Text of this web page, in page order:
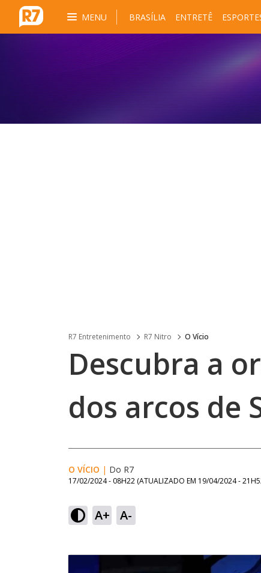
MENU BRASÍLIA ENTRETÊ
R7 Entretenimento R7 Nitro O Vício
Descubra a
dos arcos de
O VÍCIO | Do R7
17/02/2024 - 08H22 (ATUALIZADO EM 19/04/2024 -
A+ A-